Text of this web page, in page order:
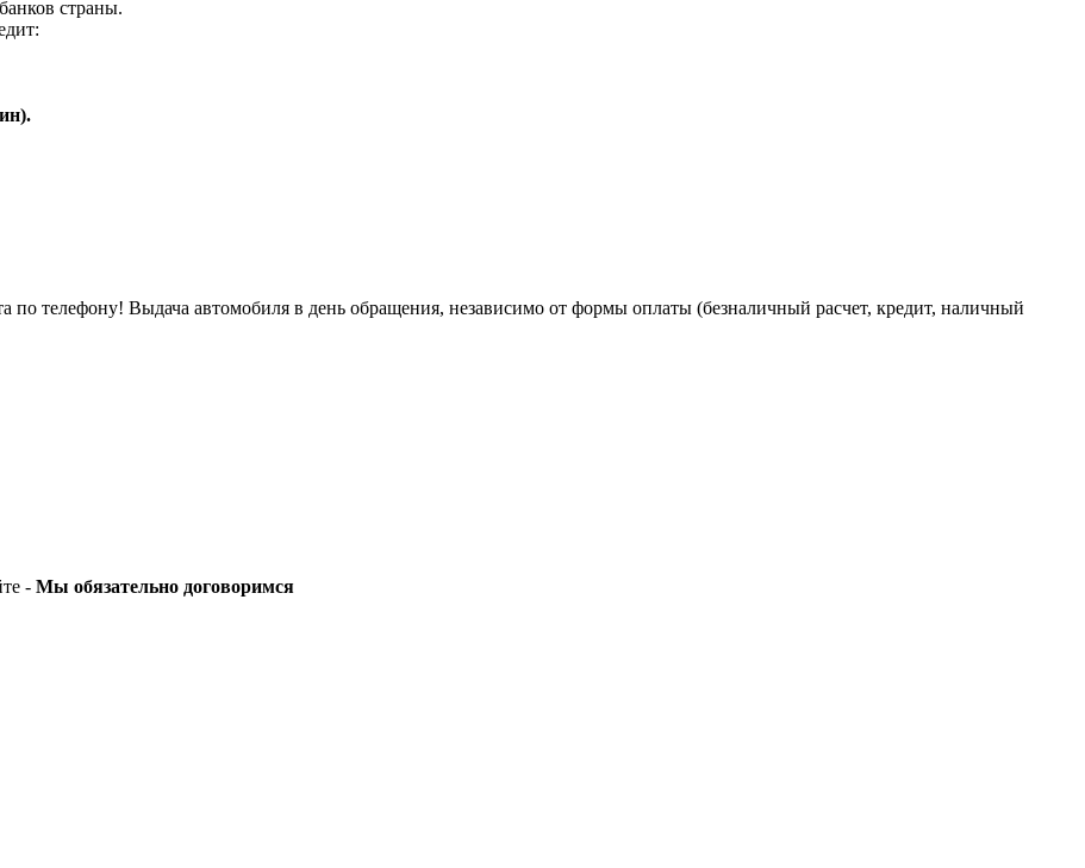
страны.
по телефону! Выдача автомобиля в день обращения, независимо от формы оплаты (безналичный расчет, кредит, наличный
- Мы обязательно договоримся